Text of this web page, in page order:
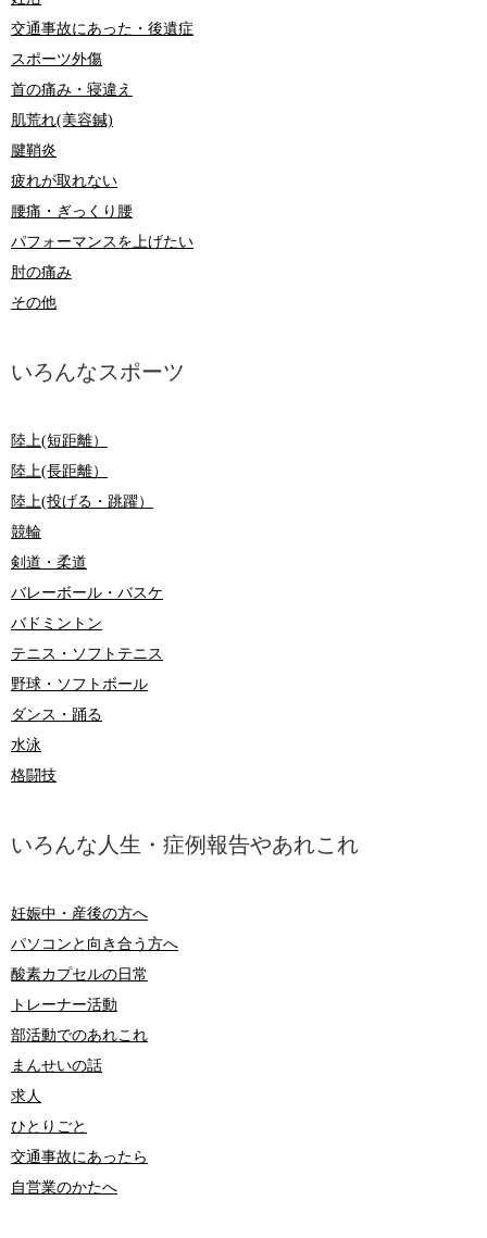
交通事故にあった・後遺症
スポーツ外傷
首の痛み・寝違え
肌荒れ(美容鍼)
腱鞘炎
疲れが取れない
腰痛・ぎっくり腰
パフォーマンスを上げたい
肘の痛み
その他
いろんなスポーツ
陸上(短距離）
陸上(長距離）
陸上(投げる・跳躍）
競輪
剣道・柔道
バレーボール・バスケ
バドミントン
テニス・ソフトテニス
野球・ソフトボール
ダンス・踊る
水泳
格闘技
いろんな人生・症例報告やあれこれ
妊娠中・産後の方へ
パソコンと向き合う方へ
酸素カプセルの日常
トレーナー活動
部活動でのあれこれ
まんせいの話
求人
ひとりごと
交通事故にあったら
自営業のかたへ